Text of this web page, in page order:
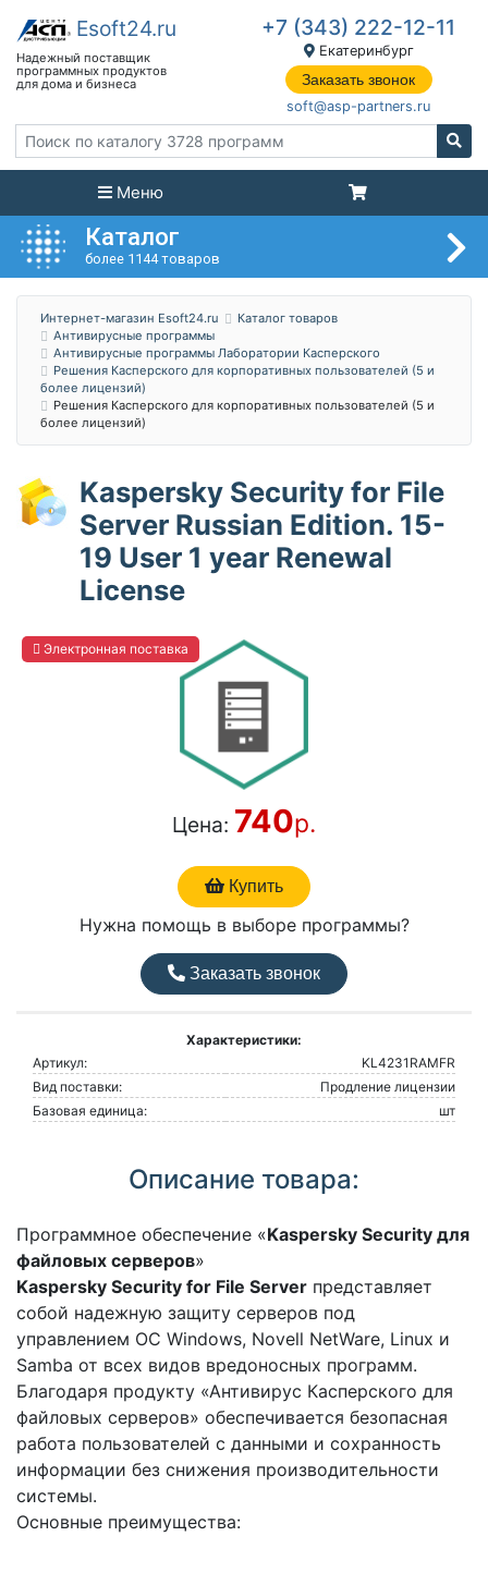
+7 (343) 222-12-11
Екатеринбург
Заказать звонок
soft@asp-partners.ru
Меню
Каталог
более 1144 товаров
Интернет-магазин Esoft24.ru
Каталог товаров
Антивирусные программы
Антивирусные программы Лаборатории Касперского
Решения Касперского для корпоративных пользователей (5 и
более лицензий)
Решения Касперского для корпоративных пользователей (5 и
более лицензий)
Kaspersky Security for File
Server Russian Edition. 15-
19 User 1 year Renewal
License
Электронная поставка
Цена: 740р.
Купить
Нужна помощь в выборе программы?
Заказать звонок
Характеристики:
Артикул:
KL4231RAMFR
Вид поставки:
Продление лицензии
Базовая единица:
шт
Описание товара:
Программное обеспечение «Kaspersky Security для
файловых серверов»
Kaspersky Security for File Server представляет
собой надежную защиту серверов под
управлением ОС Windows, Novell NetWare, Linux и
Samba от всех видов вредоносных программ.
Благодаря продукту «Антивирус Касперского для
файловых серверов» обеспечивается безопасная
работа пользователей с данными и сохранность
информации без снижения производительности
системы.
Основные преимущества: